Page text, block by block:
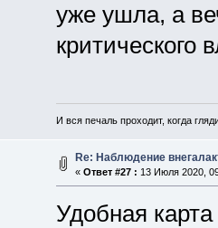
уже ушла, а
критического
И вся печаль проходит, когда
Re: Наблюдение
« Ответ #27 : 13 Июля 2020,
Удобная